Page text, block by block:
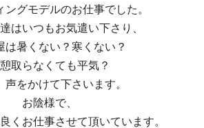
ングモデルのお仕事でした。
はいつもお気遣い下さり、
は暑くない？寒くない？
取らなくても平気？
声をかけて下さいます。
お陰様で、
くお仕事させて頂いています。